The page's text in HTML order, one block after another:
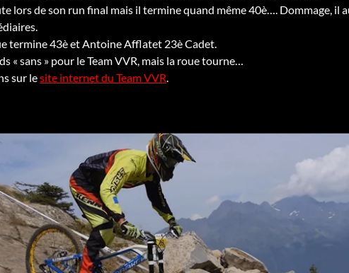
lors de son run final mais il termine quand même 40è…. Dommage, il
termine 43è et Antoine Afflatet 23è Cadet.
« sans » pour le Team VVR, mais la roue tourne…
sur lesite internet du Team VVR.